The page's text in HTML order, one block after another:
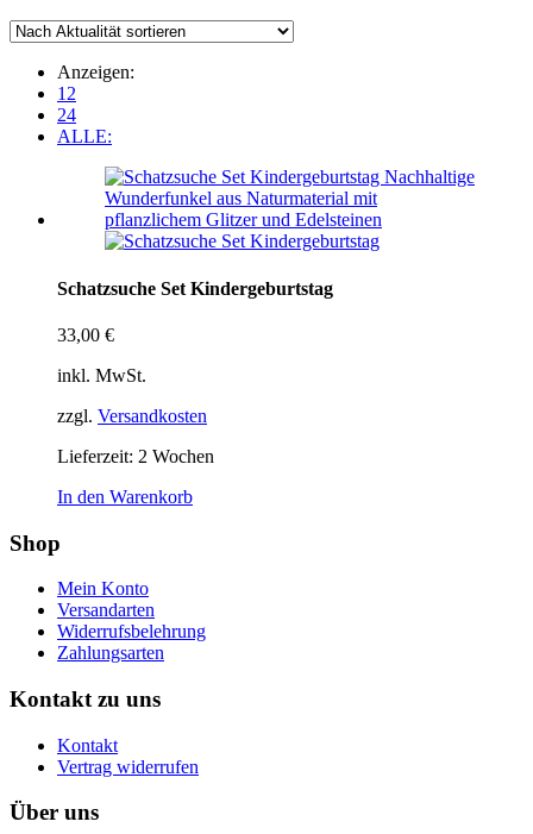
Anzeigen:
12
24
ALLE:
Schatzsuche Set Kindergeburtstag
33,00 €
inkl. MwSt.
zzgl. Versandkosten
Lieferzeit: 2 Wochen
In den Warenkorb
Shop
Mein Konto
Versandarten
Widerrufsbelehrung
Zahlungsarten
Kontakt zu uns
Kontakt
Vertrag widerrufen
Über uns